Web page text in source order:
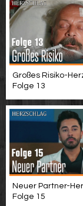
Großes Risiko-
Folge 13
Neuer Partner-
Folge 15